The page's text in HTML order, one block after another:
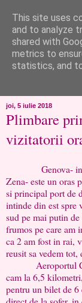
like
..de
chef..incercate pe
joi, 5 iulie 2018
Plimbare
vizitatorii
Genova- in
Zena- este un oras
si principal port de
intinde din est spre
sud pe mai putin
frumos pe care am
ca 2 am fost in rai,
reusit sa vedem tot,
Aeroportul
cam la 6,5
pentru un bilet de 6
This site uses
and to analyze
shared with
metrics to
statistics, and